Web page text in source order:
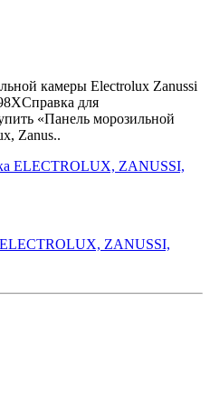
камеры Electrolux Zanussi
для
«Панель морозильной
Zanus..
ELECTROLUX, ZANUSSI,